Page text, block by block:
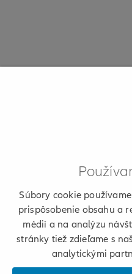
Súbory cookie
prispôsobenie obsahu a
médií a na analýzu
stránky tiež zdieľame s
analytickými